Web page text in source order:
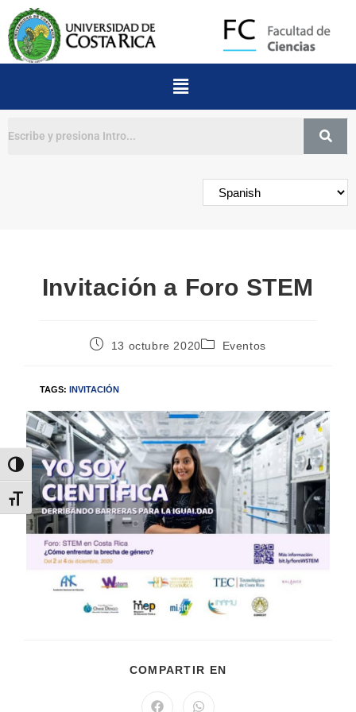
Alternar alto contraste
Alternar tamaño de letra
Invitación a Foro STEM
13 octubre 2020 Eventos
TAGS: INVITACIÓN
COMPARTIR EN